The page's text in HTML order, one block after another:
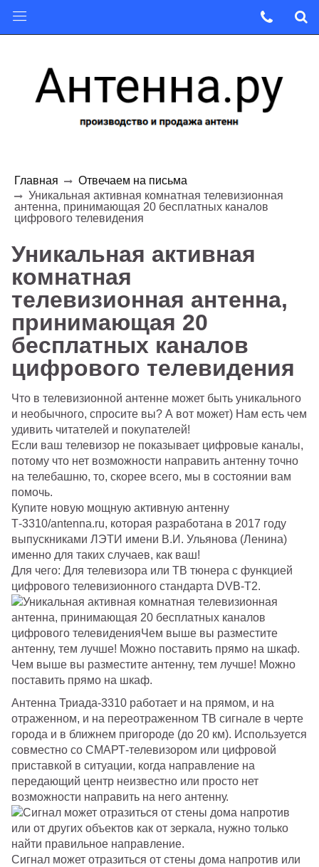
Главная
Отвечаем на письма
Уникальная активная комнатная телевизионная
антенна, принимающая 20 бесплатных каналов
цифрового телевидения
Уникальная активная
комнатная
телевизионная антенна,
принимающая 20
бесплатных каналов
цифрового телевидения
Что в телевизионной антенне может быть уникального
и необычного, спросите вы? А вот может) Нам есть чем
удивить читателей и покупателей!
Если ваш телевизор не показывает цифровые каналы,
потому что нет возможности направить антенну точно
на телебашню, то, скорее всего, мы в состоянии вам
помочь.
Купите новую мощную активную антенну
Т-3310/antenna.ru, которая разработана в 2017 году
выпускниками ЛЭТИ имени В.И. Ульянова (Ленина)
именно для таких случаев, как ваш!
Для чего: Для телевизора или ТВ тюнера с функцией
цифрового телевизионного стандарта DVB-T2.
Чем выше вы разместите антенну, тем лучше! Можно
поставить прямо на шкаф.
Антенна Триада-3310 работает и на прямом, и на
отраженном, и на переотраженном ТВ сигнале в черте
города и в ближнем пригороде (до 20 км). Используется
совместно со СМАРТ-телевизором или цифровой
приставкой в ситуации, когда направление на
передающий центр неизвестно или просто нет
возможности направить на него антенну.
Сигнал может отразиться от стены дома напротив или